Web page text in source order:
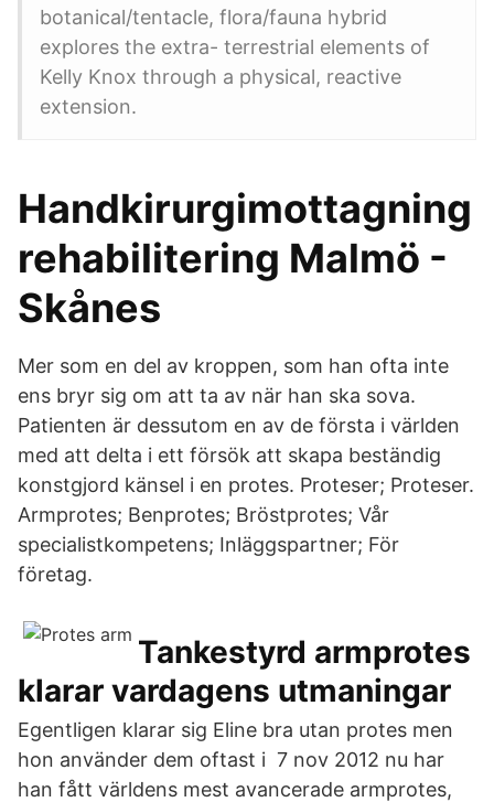
botanical/tentacle, flora/fauna hybrid
explores the extra- terrestrial elements of
Kelly Knox through a physical, reactive
extension.
Handkirurgimottagning
rehabilitering Malmö -
Skånes
Mer som en del av kroppen, som han ofta inte
ens bryr sig om att ta av när han ska sova.
Patienten är dessutom en av de första i världen
med att delta i ett försök att skapa beständig
konstgjord känsel i en protes. Proteser; Proteser.
Armprotes; Benprotes; Bröstprotes; Vår
specialistkompetens; Inläggspartner; För
företag.
Tankestyrd armprotes
klarar vardagens utmaningar
Egentligen klarar sig Eline bra utan protes men
hon använder dem oftast i 7 nov 2012 nu har
han fått världens mest avancerade armprotes,